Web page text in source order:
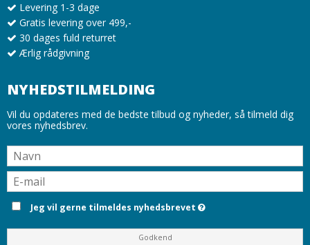
Levering 1-3 dage
Gratis levering over 499,-
30 dages fuld returret
Ærlig rådgivning
NYHEDSTILMELDING
Vil du opdateres med de bedste tilbud og nyheder, så tilmeld dig
vores nyhedsbrev.
Jeg vil gerne tilmeldes nyhedsbrevet
Godkend